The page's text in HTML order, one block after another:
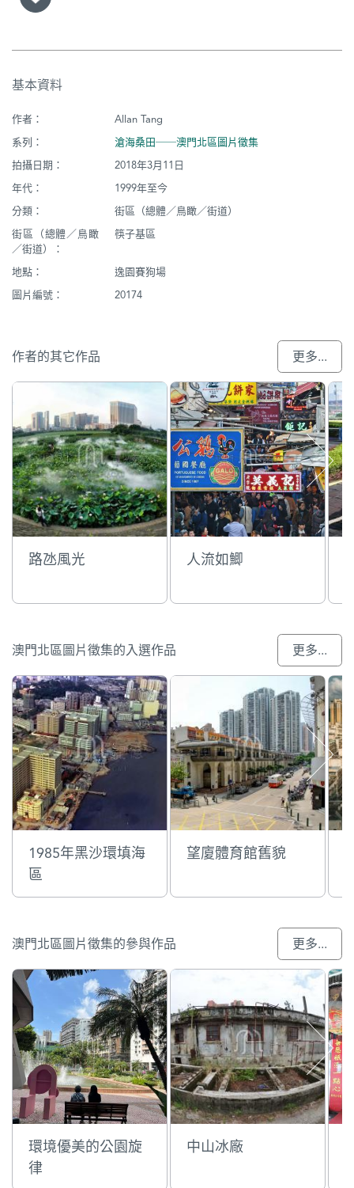
街
基本資料
作者：
Allan Tang
系列：
滄海桑田──澳門北區圖片徵集
拍攝日期：
2018年3月11日
年代：
1999年至今
分類：
街區（總體／鳥瞰／街道）
街區（總體／鳥瞰
／街道）：
筷子基區
地點：
逸園賽狗場
圖片編號：
20174
作者的其它作品 更多...
路氹風光 人流如鯽
澳門北區圖片徵集的入選作品 更多...
1985年黑沙環填海
區
望廈體育館舊貌
澳門北區圖片徵集的參與作品 更多...
環境優美的公園旋
律
中山冰廠